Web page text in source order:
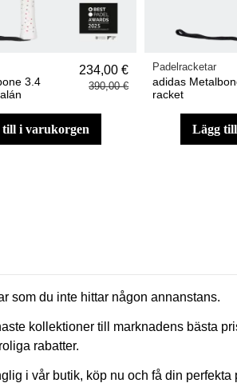
3.4
234,00 €
390,00 €
till i varukorgen
Padelracketar
adidas
racket
lägg
som du inte hittar någon annanstans.
kollektioner till marknadens bästa
rabatter.
i vår butik, köp nu och få din perfekta